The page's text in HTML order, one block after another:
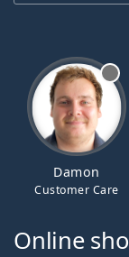
Damon
Customer Care
Online